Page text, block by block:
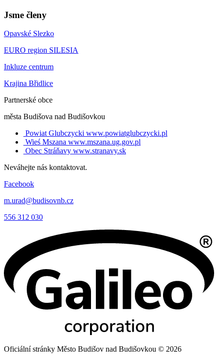
Jsme členy
Opavské Slezko
EURO region SILESIA
Inkluze centrum
Krajina Břidlice
Partnerské obce
města Budišova nad Budišovkou
Powiat Glubczycki www.powiatglubczycki.pl
Wieś Mszana www.mszana.ug.gov.pl
Obec Stráňavy www.stranavy.sk
Neváhejte nás kontaktovat.
Facebook
m.urad@budisovnb.cz
556 312 030
Oficiální stránky Město Budišov nad Budišovkou © 2026